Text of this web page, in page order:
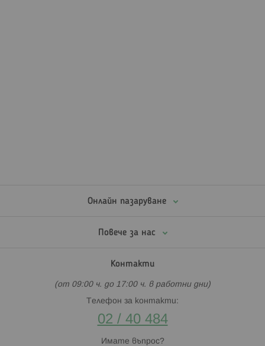
Онлайн пазаруване
Повече за нас
Контакти
(от 09:00 ч. до 17:00 ч. в работни дни)
Телефон за контакти:
02 / 40 484
Имате въпрос?